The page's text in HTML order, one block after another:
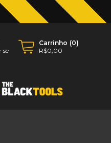
se
Carrinho (0)
R$0,00